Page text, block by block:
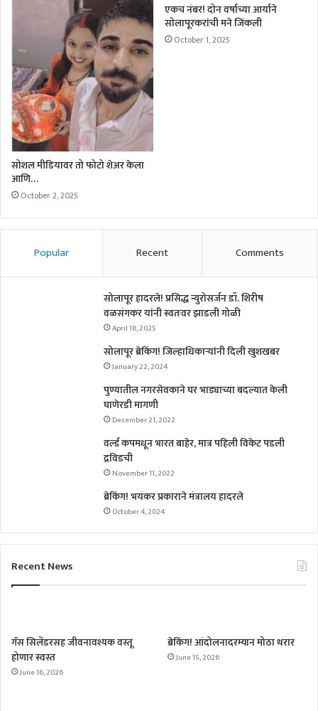
सोशल मीडियावर तो फोटो शेअर केला
आणि…
October 2, 2025
एकच नंबर! दोन वर्षाच्या आर्याने
सोलापूरकरांची मने जिंकली
October 1, 2025
Popular Recent Comments
सोलापूर हादरले! प्रसिद्ध न्युरोसर्जन डॉ. शिरीष
वळसंगकर यांनी स्वतःवर झाडली गोळी
April 18, 2025
सोलापूर ब्रेकिंग! जिल्हाधिकाऱ्यांनी दिली खुशखबर
January 22, 2024
पुण्यातील नगरसेवकाने घर भाड्याच्या बदल्यात केली
घाणेरडी मागणी
December 21, 2022
वर्ल्ड कपमधून भारत बाहेर, मात्र पहिली विकेट पडली
द्रविडची
November 11, 2022
ब्रेकिंग! भयंकर प्रकाराने मंत्रालय हादरले
October 4, 2024
Recent News
गॅस सिलेंडरसह जीवनावश्यक वस्तू
होणार स्वस्त
June 16, 2026
ब्रेकिंग! आंदोलनादरम्यान मोठा थरार
June 15, 2026